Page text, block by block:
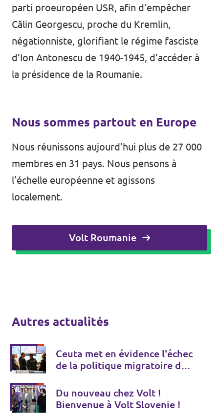
parti proeuropéen USR, afin d’empêcher
Călin Georgescu, proche du Kremlin,
négationniste, glorifiant le régime fasciste
d’Ion Antonescu de 1940-1945, d’accéder à
la présidence de la Roumanie.
Nous sommes partout en Europe
Nous réunissons aujourd’hui plus de 27 000
membres en 31 pays. Nous pensons à
l'échelle européenne et agissons
localement.
Volt Roumanie
Autres actualités
Ceuta met en évidence l'échec
de la politique migratoire de
Du nouveau chez Volt !
Bienvenue à Volt Slovenie !